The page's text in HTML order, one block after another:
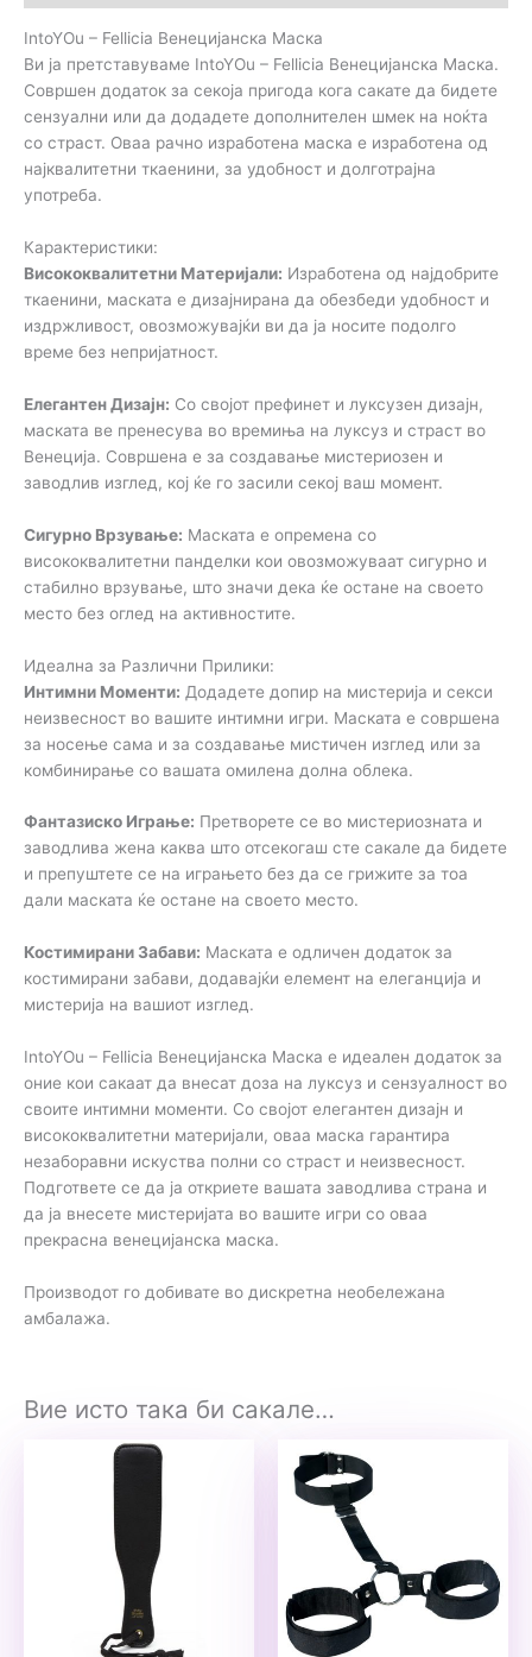
IntoYOu – Fellicia Венецијанска Маскa
Ви ја претставуваме IntoYOu – Fellicia Венецијанска Маскa.
Совршен додаток за секоја пригода кога сакате да бидете
сензуални или да додадете дополнителен шмек на ноќта
со страст. Оваа рачно изработена маска е изработена од
најквалитетни ткаенини, за удобност и долготрајна
употреба.
Карактеристики:
Висококвалитетни Материјали: Изработена од најдобрите
ткаенини, маската е дизајнирана да обезбеди удобност и
издржливост, овозможувајќи ви да ја носите подолго
време без непријатност.
Елегантен Дизајн: Со својот префинет и луксузен дизајн,
маската ве пренесува во времиња на луксуз и страст во
Венеција. Совршена е за создавање мистериозен и
заводлив изглед, кој ќе го засили секој ваш момент.
Сигурно Врзување: Маската е опремена со
висококвалитетни панделки кои овозможуваат сигурно и
стабилно врзување, што значи дека ќе остане на своето
место без оглед на активностите.
Идеална за Различни Прилики:
Интимни Моменти: Додадете допир на мистерија и секси
неизвесност во вашите интимни игри. Маската е совршена
за носење сама и за создавање мистичен изглед или за
комбинирање со вашата омилена долна облека.
Фантазиско Играње: Претворете се во мистериозната и
заводлива жена каква што отсекогаш сте сакале да бидете
и препуштете се на играњето без да се грижите за тоа
дали маската ќе остане на своето место.
Костимирани Забави: Маската е одличен додаток за
костимирани забави, додавајќи елемент на елеганција и
мистерија на вашиот изглед.
IntoYOu – Fellicia Венецијанска Маска е идеален додаток за
оние кои сакаат да внесат доза на луксуз и сензуалност во
своите интимни моменти. Со својот елегантен дизајн и
висококвалитетни материјали, оваа маска гарантира
незаборавни искуства полни со страст и неизвесност.
Подгответе се да ја откриете вашата заводлива страна и
да ја внесете мистеријата во вашите игри со оваа
прекрасна венецијанска маска.
Производот го добивате во дискретна необележана
амбалажа.
Вие исто така би сакале…